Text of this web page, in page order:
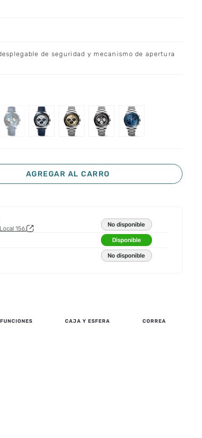
de seguridad y mecanismo de apertura
AGREGAR AL CARRO
156.
No disponible
Disponible
No disponible
CAJA Y ESFERA CORREA